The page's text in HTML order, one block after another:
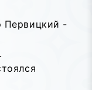
Первицкий -